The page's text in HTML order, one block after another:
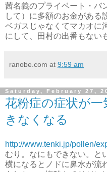
茜名義のプライベート・バ
して）に多額のお金がある
ベガスじゃなくてマカオに
にして、田村の出番もない
ranobe.com at 9:59 am
Saturday, February 27,
花粉症の症状が
きなくなる
http://www.tenki.jp/pollen/
むり。なにもできない。と
横になるとノドに鼻水が流